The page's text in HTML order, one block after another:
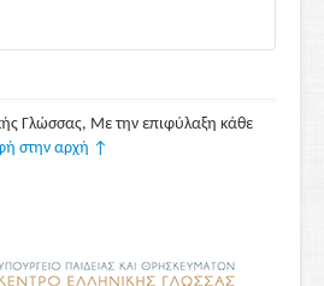
Γλώσσας, Με την επιφύλαξη κάθε
στην αρχή ↑